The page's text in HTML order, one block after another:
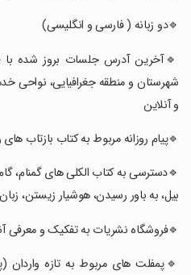
‏🔹دو زبانه ( فارسی و انگلیسی)
‏🔹آخرین آدرس جلسات بروز شده
شهرستان و منطقه جغرافیایی، نواحی
و آنلاین
‏🔹پیام روزانه مربوط به کتاب بازتاب های
‏🔹دسترسی به کتاب الکلی های گمنام،
بیل، به باور رسیدن، هوشیار زیستن،
‏🔹فروشگاه نشریات به تفکیک و معرفی
‏🔹پمفلت های مربوط به تازه